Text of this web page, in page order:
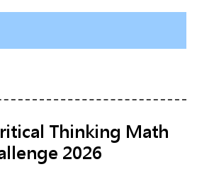
Thinking Math
2026